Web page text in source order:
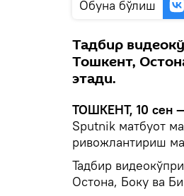
Oбуна бўлиш
Тадбир
Тошкент,
этади.
ТОШКЕНТ, 10 сен
Sputnik матбуот
ривожлантириш
Тадбир
Остона, Боку ва